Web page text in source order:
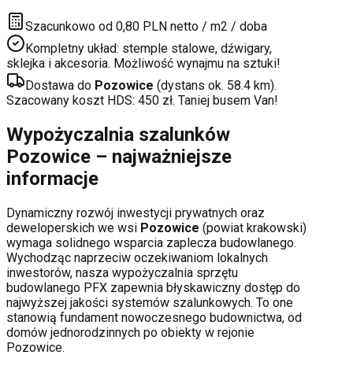
Szacunkowo od 0,80 PLN netto / m2 / doba
Kompletny układ: stemple stalowe, dźwigary,
sklejka i akcesoria. Możliwość wynajmu na sztuki!
Dostawa do Pozowice (dystans ok. 58.4 km).
Szacowany koszt HDS: 450 zł. Taniej busem Van!
Wypożyczalnia szalunków
Pozowice – najważniejsze
informacje
Dynamiczny rozwój inwestycji prywatnych oraz
deweloperskich we wsi Pozowice (powiat krakowski)
wymaga solidnego wsparcia zaplecza budowlanego.
Wychodząc naprzeciw oczekiwaniom lokalnych
inwestorów, nasza wypożyczalnia sprzętu
budowlanego PFX zapewnia błyskawiczny dostęp do
najwyższej jakości systemów szalunkowych. To one
stanowią fundament nowoczesnego budownictwa, od
domów jednorodzinnych po obiekty w rejonie
Pozowice.